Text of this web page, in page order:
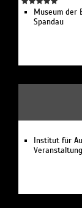
Museum der
Spandau
Institut für